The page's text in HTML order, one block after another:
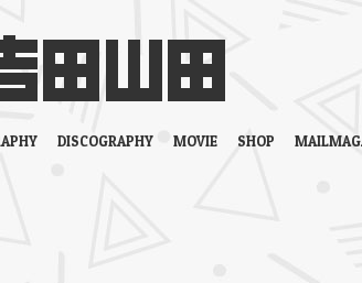
DISCOGRAPHY MOVIE SHOP